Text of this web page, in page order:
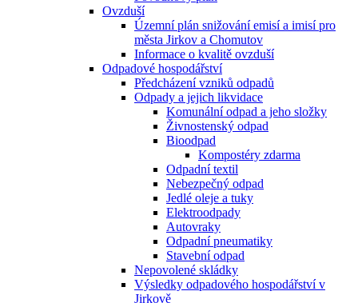
Ovzduší
Územní plán snižování emisí a imisí pro
města Jirkov a Chomutov
Informace o kvalitě ovzduší
Odpadové hospodářství
Předcházení vzniků odpadů
Odpady a jejich likvidace
Komunální odpad a jeho složky
Živnostenský odpad
Bioodpad
Kompostéry zdarma
Odpadní textil
Nebezpečný odpad
Jedlé oleje a tuky
Elektroodpady
Autovraky
Odpadní pneumatiky
Stavební odpad
Nepovolené skládky
Výsledky odpadového hospodářství v
Jirkově